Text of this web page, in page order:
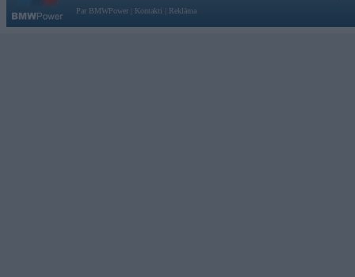
Par BMWPower
Kontakti Reklāma